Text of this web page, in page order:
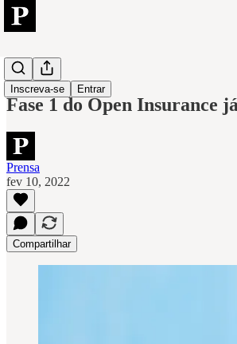
Inscreva-se Entrar
Axway
Fase 1 do Open Insurance
Prensa
fev 10, 2022
Compartilhar